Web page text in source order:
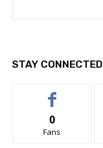
STAY CONNECTED
0
Fans